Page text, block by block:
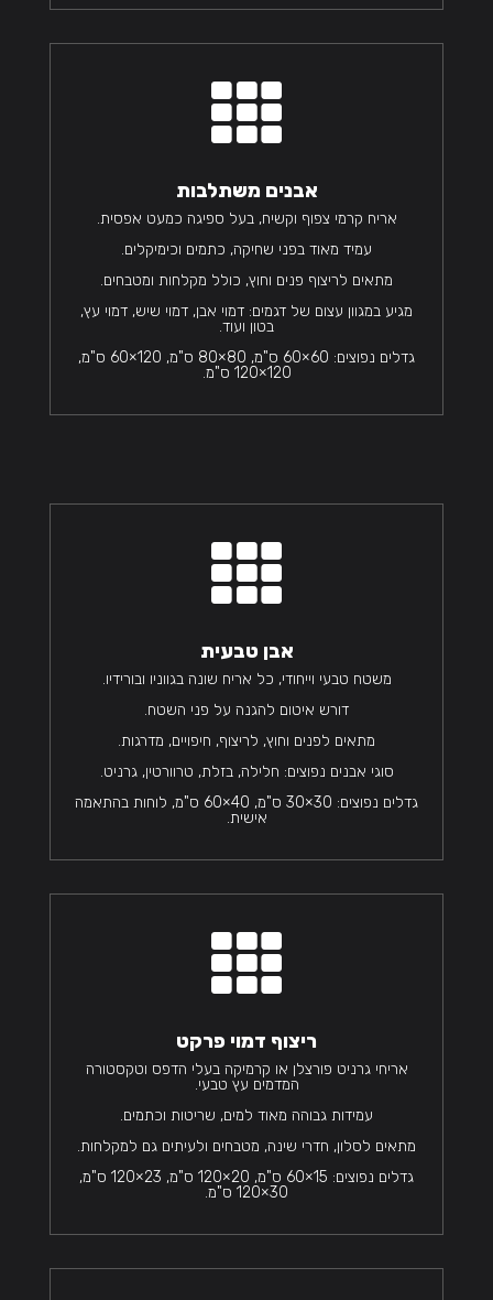

אבנים משתלבות
אריח קרמי צפוף וקשיח, בעל ספיגה כמעט אפסית.
עמיד מאוד בפני שחיקה, כתמים וכימיקלים.
מתאים לריצוף פנים וחוץ, כולל מקלחות ומטבחים.
מגיע במגוון עצום של דגמים: דמוי אבן, דמוי שיש, דמוי עץ,
בטון ועוד.
גדלים נפוצים: 60×60 ס"מ, 80×80 ס"מ, 120×60 ס"מ,
120×120 ס"מ.

אבן טבעית
משטח טבעי וייחודי, כל אריח שונה בגווניו ובורידיו.
דורש איטום להגנה על פני השטח.
מתאים לפנים וחוץ, לריצוף, חיפויים, מדרגות.
סוגי אבנים נפוצים: חלילה, בזלת, טרוורטין, גרניט.
גדלים נפוצים: 30×30 ס"מ, 40×60 ס"מ, לוחות בהתאמה
אישית.

ריצוף דמוי פרקט
אריחי גרניט פורצלן או קרמיקה בעלי הדפס וטקסטורה
המדמים עץ טבעי.
עמידות גבוהה מאוד למים, שריטות וכתמים.
מתאים לסלון, חדרי שינה, מטבחים ולעיתים גם למקלחות.
גדלים נפוצים: 15×60 ס"מ, 20×120 ס"מ, 23×120 ס"מ,
30×120 ס"מ.